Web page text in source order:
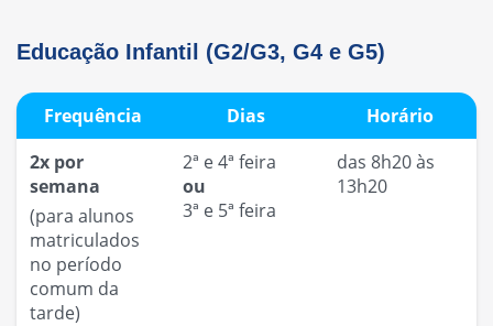
Educação Infantil (G2/G3, G4 e G5)
Frequência Dias
Horário
2x por
semana
(para alunos
matriculados
no período
comum da
tarde)
2ª e 4ª feira
ou
3ª e 5ª feira
das 8h20 às
13h20